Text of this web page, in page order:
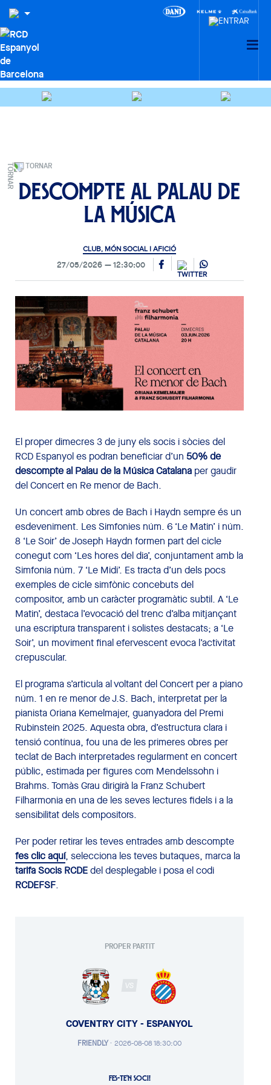
TORNAR
Descompte al Palau de
la Música
CLUB, MÓN SOCIAL I AFICIÓ
27/05/2026 12:30:00
El proper dimecres 3 de juny els socis i sòcies del
RCD Espanyol es podran beneficiar d’un 50% de
descompte al Palau de la Música Catalana per gaudir
del Concert en Re menor de Bach.
Un concert amb obres de Bach i Haydn sempre és un
esdeveniment. Les Simfonies núm. 6 ‘Le Matin’ i núm.
8 ‘Le Soir’ de Joseph Haydn formen part del cicle
conegut com ‘Les hores del dia’, conjuntament amb la
Simfonia núm. 7 ‘Le Midi’. Es tracta d’un dels pocs
exemples de cicle simfònic concebuts del
compositor, amb un caràcter programàtic subtil. A ‘Le
Matin’, destaca l’evocació del trenc d’alba mitjançant
una escriptura transparent i solistes destacats; a ‘Le
Soir’, un moviment final efervescent evoca l’activitat
crepuscular.
El programa s’articula al voltant del Concert per a piano
núm. 1 en re menor de J.S. Bach, interpretat per la
pianista Oriana Kemelmajer, guanyadora del Premi
Rubinstein 2025. Aquesta obra, d’estructura clara i
tensió contínua, fou una de les primeres obres per
teclat de Bach interpretades regularment en concert
públic, estimada per figures com Mendelssohn i
Brahms. Tomàs Grau dirigirà la Franz Schubert
Filharmonia en una de les seves lectures fidels i a la
sensibilitat dels compositors.
Per poder retirar les teves entrades amb descompte
fes clic aquí, selecciona les teves butaques, marca la
tarifa Socis RCDEdel desplegable i posa el codi
RCDEFSF.
PROPER PARTIT
VS
COVENTRY CITY - ESPANYOL
FRIENDLY· 2026-08-08 18:30:00
FES-TE'N SOCI!